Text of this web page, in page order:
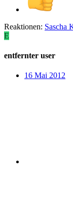
Reaktionen: Sascha
E
entfernter user
16 Mai 2012